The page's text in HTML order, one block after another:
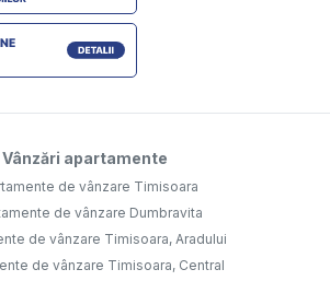
Vânzări apartamente
de vânzare Timisoara
de vânzare Dumbravita
de vânzare Timisoara, Aradului
de vânzare Timisoara, Central